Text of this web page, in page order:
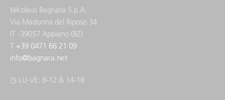
Nikolaus Bagnara S.p.A.
Via Madonna del Riposo 34
IT -39057 Appiano (BZ)
T +39 0471 66 21 09
info@bagnara.net
◷ LU-VE: 8-12 & 14-18